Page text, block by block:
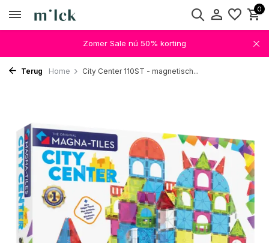
0
Zomer Sale nú 50% korting
Terug Home City Center 110ST - magnetisch...